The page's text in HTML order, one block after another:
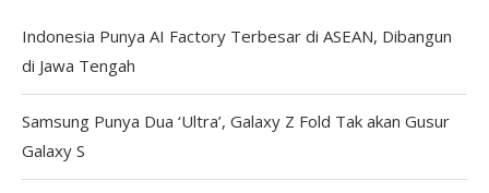
Indonesia Punya AI Factory Terbesar di ASEAN, Dibangun
di Jawa Tengah
Samsung Punya Dua ‘Ultra’, Galaxy Z Fold Tak akan Gusur
Galaxy S